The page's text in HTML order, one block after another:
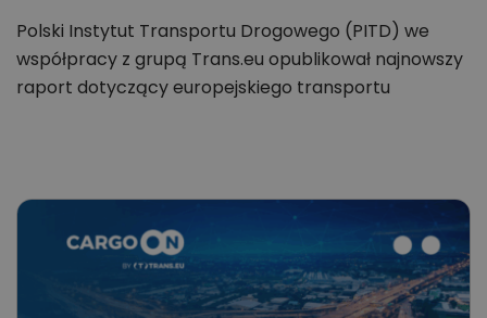
Polski Instytut Transportu Drogowego (PITD) we
współpracy z grupą Trans.eu opublikował najnowszy
raport dotyczący europejskiego transportu